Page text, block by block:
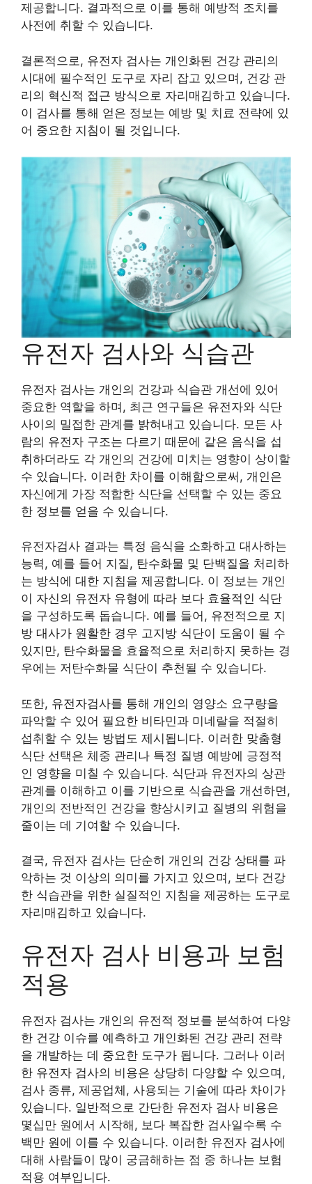
제공합니다. 결과적으로 이를 통해 예방적 조치를
사전에 취할 수 있습니다.
결론적으로, 유전자 검사는 개인화된 건강 관리의
시대에 필수적인 도구로 자리 잡고 있으며, 건강 관
리의 혁신적 접근 방식으로 자리매김하고 있습니다.
이 검사를 통해 얻은 정보는 예방 및 치료 전략에 있
어 중요한 지침이 될 것입니다.
유전자 검사와 식습관
유전자 검사는 개인의 건강과 식습관 개선에 있어
중요한 역할을 하며, 최근 연구들은 유전자와 식단
사이의 밀접한 관계를 밝혀내고 있습니다. 모든 사
람의 유전자 구조는 다르기 때문에 같은 음식을 섭
취하더라도 각 개인의 건강에 미치는 영향이 상이할
수 있습니다. 이러한 차이를 이해함으로써, 개인은
자신에게 가장 적합한 식단을 선택할 수 있는 중요
한 정보를 얻을 수 있습니다.
유전자검사 결과는 특정 음식을 소화하고 대사하는
능력, 예를 들어 지질, 탄수화물 및 단백질을 처리하
는 방식에 대한 지침을 제공합니다. 이 정보는 개인
이 자신의 유전자 유형에 따라 보다 효율적인 식단
을 구성하도록 돕습니다. 예를 들어, 유전적으로 지
방 대사가 원활한 경우 고지방 식단이 도움이 될 수
있지만, 탄수화물을 효율적으로 처리하지 못하는 경
우에는 저탄수화물 식단이 추천될 수 있습니다.
또한, 유전자검사를 통해 개인의 영양소 요구량을
파악할 수 있어 필요한 비타민과 미네랄을 적절히
섭취할 수 있는 방법도 제시됩니다. 이러한 맞춤형
식단 선택은 체중 관리나 특정 질병 예방에 긍정적
인 영향을 미칠 수 있습니다. 식단과 유전자의 상관
관계를 이해하고 이를 기반으로 식습관을 개선하면,
개인의 전반적인 건강을 향상시키고 질병의 위험을
줄이는 데 기여할 수 있습니다.
결국, 유전자 검사는 단순히 개인의 건강 상태를 파
악하는 것 이상의 의미를 가지고 있으며, 보다 건강
한 식습관을 위한 실질적인 지침을 제공하는 도구로
자리매김하고 있습니다.
유전자 검사 비용과 보험
적용
유전자 검사는 개인의 유전적 정보를 분석하여 다양
한 건강 이슈를 예측하고 개인화된 건강 관리 전략
을 개발하는 데 중요한 도구가 됩니다. 그러나 이러
한 유전자 검사의 비용은 상당히 다양할 수 있으며,
검사 종류, 제공업체, 사용되는 기술에 따라 차이가
있습니다. 일반적으로 간단한 유전자 검사 비용은
몇십만 원에서 시작해, 보다 복잡한 검사일수록 수
백만 원에 이를 수 있습니다. 이러한 유전자 검사에
대해 사람들이 많이 궁금해하는 점 중 하나는 보험
적용 여부입니다.